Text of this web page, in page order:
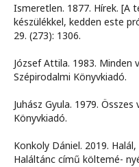
Ismeretlen. 1877. Hírek. [A
készülékkel, kedden este
29. (273): 1306.
József Attila. 1983. Minden
Szépirodalmi Könyvkiadó.
Juhász Gyula. 1979.
Könyvkiadó.
Konkoly Dániel. 2019.
Haláltánc című költemé-